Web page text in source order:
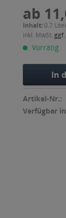
ab
Inhalt: 0.7
inkl. MwSt.
Vorrätig
In
Artikel-Nr.:
Verfügbar